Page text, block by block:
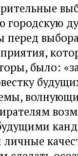
городскую
перед
было: